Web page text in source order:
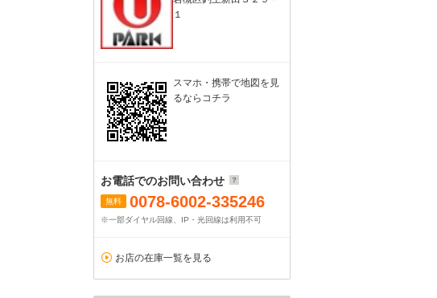
１
スマホ・携帯で地図を見
るならコチラ
お電話でのお問い合わせ
無料 0078-6002-335246
※一部ダイヤル回線、IP・光回線は利用不可
お店の在庫一覧を見る